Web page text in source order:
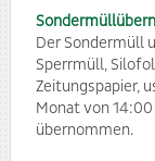
Der Sondermüll
Sperrmüll,
Zeitungspapier,
Monat von
übernommen.